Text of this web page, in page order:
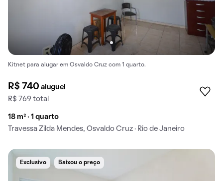
Kitnet para alugar em Osvaldo Cruz com 1 quarto.
R$ 740aluguel
R$ 769 total
18 m² · 1 quarto
Travessa Zilda Mendes, Osvaldo Cruz · Rio de Janeiro
Exclusivo Baixou o preço